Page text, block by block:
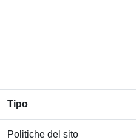
Tipo
Politiche del sito